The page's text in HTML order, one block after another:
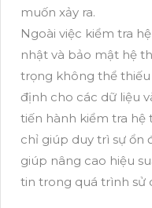
muốn xảy ra.
Ngoài việc kiểm tra
nhật và bảo mật hệ
trọng không thể
định cho các dữ liệu
tiến hành kiểm tra
chỉ giúp duy trì sự ổn
giúp nâng cao hiệu
tin trong quá trình sử